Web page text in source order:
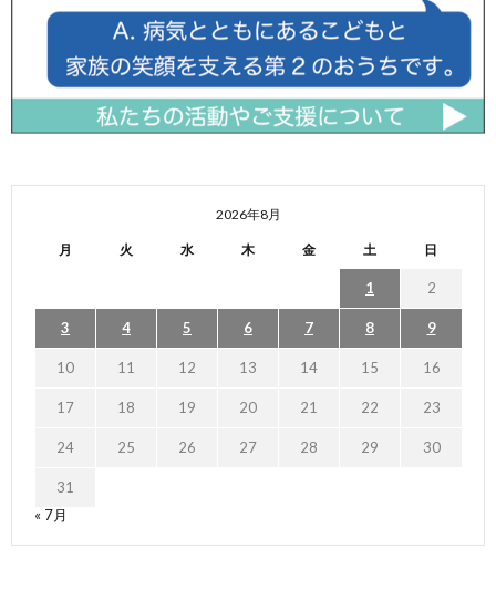
2026年8月
月 火 水 木 金 土 日
1 2
3 4 5 6 7 8 9
10 11 12 13 14 15 16
17 18 19 20 21 22 23
24 25 26 27 28 29 30
31
« 7月